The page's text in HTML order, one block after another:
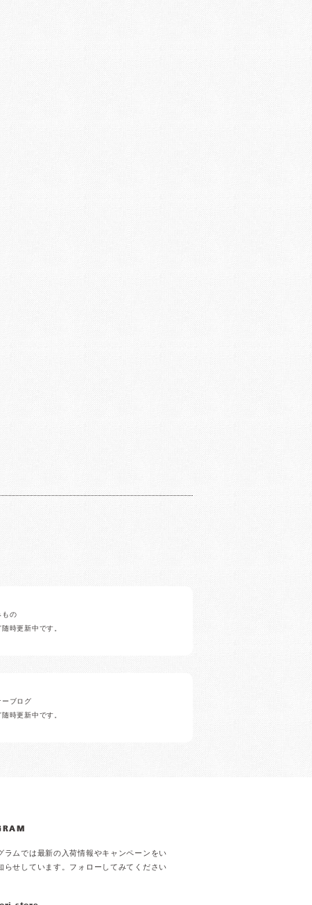
もの
時更新中です。
ブログ
時更新中です。
ラムでは最新の入荷情報やキャンペーンをい
らせしています。フォローしてみてください